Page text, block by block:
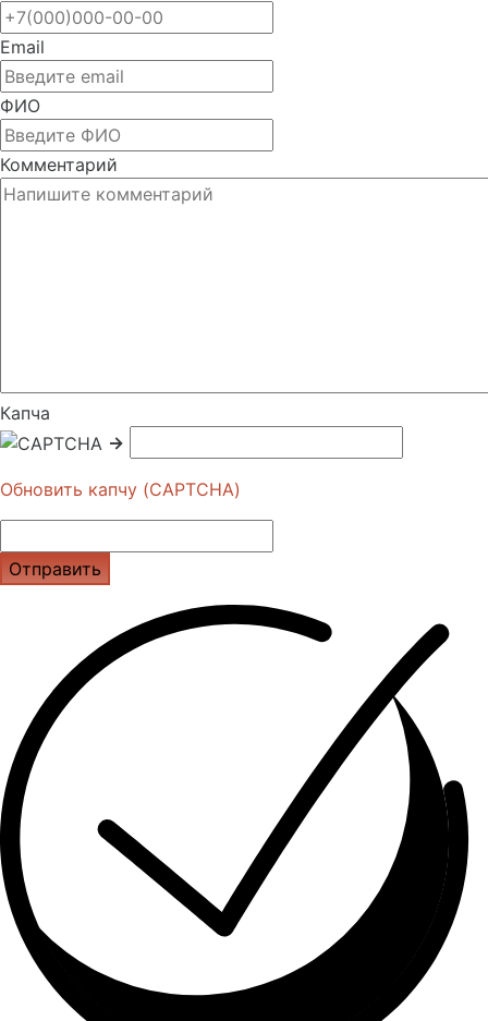
Email
ФИО
Комментарий
Капча
→
Обновить капчу (CAPTCHA)
Отправить